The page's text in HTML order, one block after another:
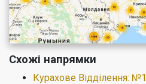
Схожі напрямки
Курахове Відділення: №1